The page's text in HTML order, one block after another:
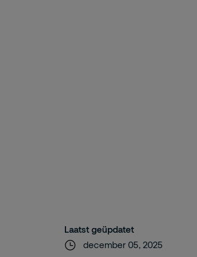
Laatst geüpdatet
december 05, 2025